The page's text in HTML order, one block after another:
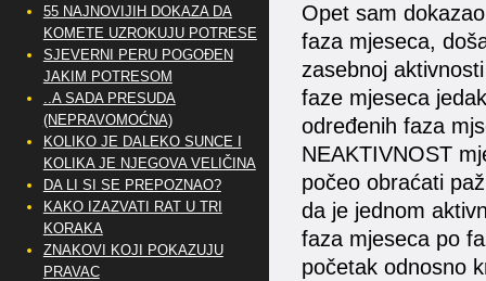
Opet sam
faza mjeseca,
zasebnoj
faze mjeseca
određenih faza
NEAKTIVNOST
počeo obraćati
da je jednom
faza mjeseca po
početak odnosno
55 NAJNOVIJIH DOKAZA DA
KOMETE UZROKUJU POTRESE
SJEVERNI PERU POGOĐEN
JAKIM POTRESOM
..A SADA PRESUDA
(NEPRAVOMOĆNA)
KOLIKO JE DALEKO SUNCE I
KOLIKA JE NJEGOVA VELIČINA
DA LI SI SE PREPOZNAO?
KAKO IZAZVATI RAT U TRI
KORAKA
ZNAKOVI KOJI POKAZUJU
PRAVAC